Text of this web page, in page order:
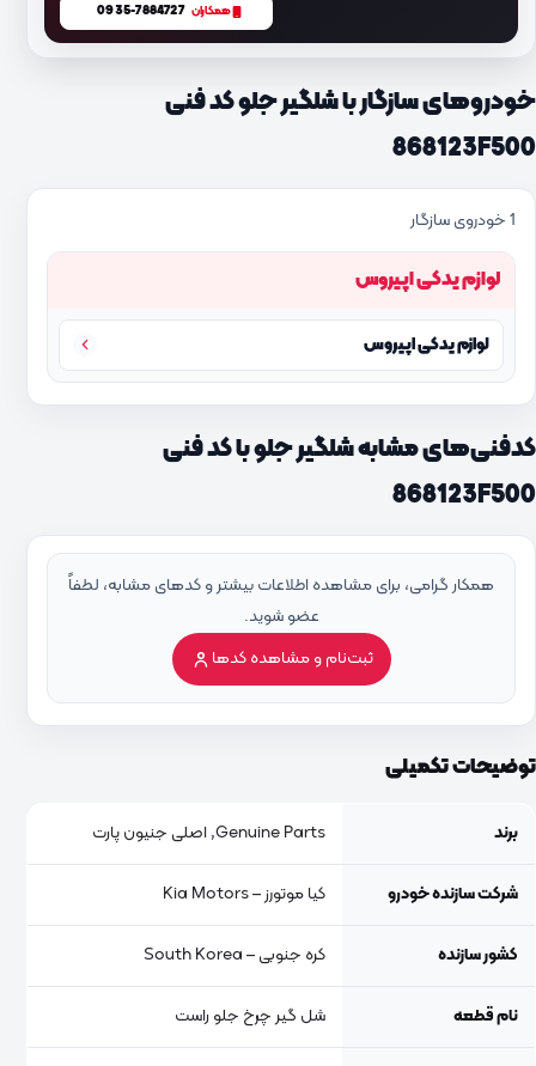
همکاران 0935-7884727
خودروهای سازگار با شلگیر جلو کد فنی
868123F500
1 خودروی سازگار
لوازم یدکی اپیروس
لوازم یدکی اپیروس
کدفنی‌های مشابه شلگیر جلو با کد فنی
868123F500
همکار گرامی، برای مشاهده اطلاعات بیشتر و کدهای مشابه، لطفاً
عضو شوید.
ثبت‌نام و مشاهده کدها
توضیحات تکمیلی
برند Genuine Parts, اصلی جنیون پارت
شرکت سازنده خودرو کیا موتورز – Kia Motors
کشور سازنده کره جنوبی – South Korea
نام قطعه شل گیر چرخ جلو راست